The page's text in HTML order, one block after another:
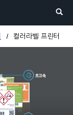
컬러라벨 프린터